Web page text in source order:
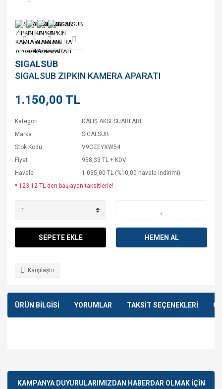
SIGALSUB
SIGALSUB ZIPKIN KAMERA APARATI
1.150,00 TL
Kategori
DALIŞ AKSESUARLARI
Marka
SIGALSUB
Stok Kodu
V9CZEYXW54
Fiyat
958,33 TL + KDV
Havale
1.035,00 TL (%10,00 havale indirimi)
* 123,12 TL den başlayan taksitlerle!
SEPETE EKLE HEMEN AL
Karşılaştır
ÜRÜN BİLGİSİ YORUMLAR TAKSİT SEÇENEKLERİ
kullanarak tarafımıza iletebilirsiniz.
Görüş ve önerileriniz için teşekkür ederiz.
KAMPANYA DUYURULARIMIZDAN HABERDAR OLMAK İÇİN